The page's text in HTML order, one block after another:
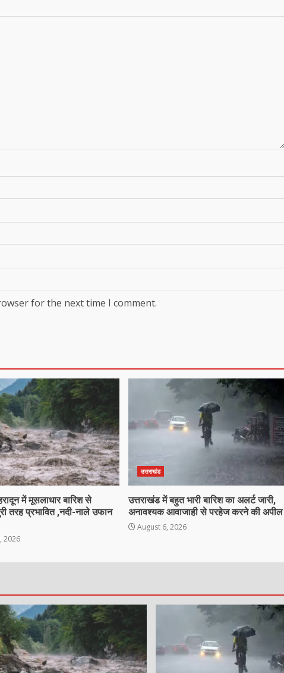
for the next time I comment.
में मूसलाधार बारिश से
तरह प्रभावित ,नदी-नाले उफान
2026
उत्तराखंड
उत्तराखंड में बहुत भारी बारिश का अलर्ट जारी,
अनावश्यक आवाजाही से परहेज करने की अपील
August 6, 2026